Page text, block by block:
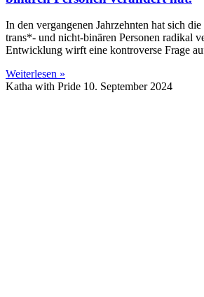
In den vergangenen Jahrzehnten hat sich
trans*- und nicht-binären Personen radikal
Entwicklung wirft eine kontroverse Frage
Weiterlesen »
Katha with Pride 10. September 2024